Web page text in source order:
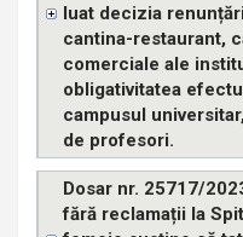
luat decizia
cantina-restaurant,
comerciale ale
obligativitatea
campusul
de profesori.
Dosar nr. 25717/
fără reclamații la